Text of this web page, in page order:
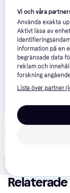
Vi och våra
Använda exakta
Aktivt läsa av
information på en
begränsade data
reklam och
forskning
Lista över partner